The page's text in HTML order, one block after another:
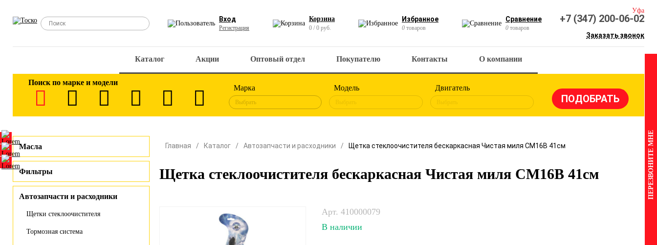
Вход
Регистрация
Корзина
0 / 0 руб.
Избранное
0 товаров
Сравнение
0 товаров
Уфа
+7 (347) 200-06-02
Заказать звонок
Каталог Акции Оптовый отдел Покупателю Контакты О компании
Поиск по марке и модели
Марка
Выбрать
Модель
Выбрать
Двигатель
Выбрать
Масла
Фильтры
Автозапчасти и расходники
Щетки стеклоочистителя
Тормозная система
Главная Каталог Автозапчасти и расходники Щетка стеклоочистителя бескаркасная Чистая миля СМ16B 41см
Щетка стеклоочистителя бескаркасная Чистая миля СМ16B 41см
Арт. 410000079
В наличии
ПЕРЕЗВОНИТЕ МНЕ